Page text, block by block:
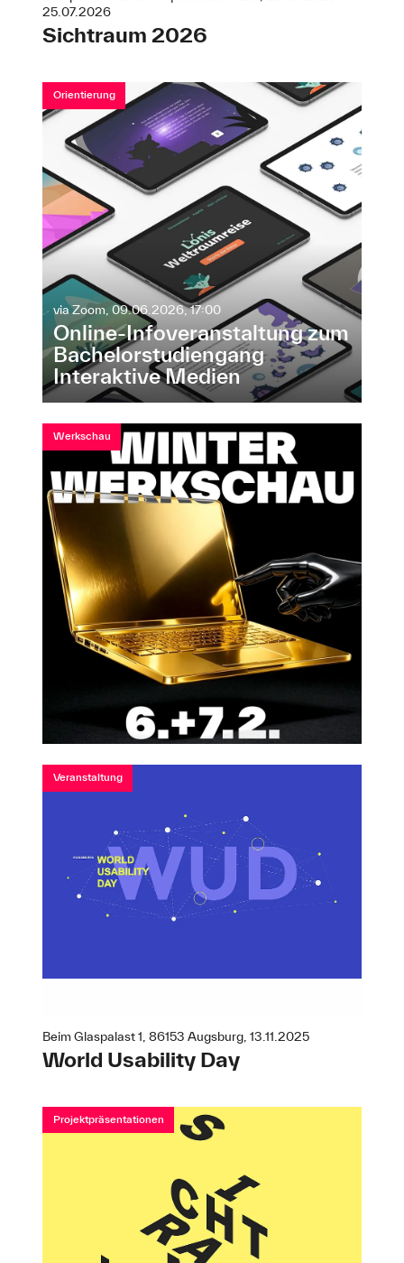
25.07.2026
Sichtraum 2026
Orientierung
via Zoom, 09.06.2026, 17:00
Online-Infoveranstaltung zum
Bachelorstudiengang
Interaktive Medien
Werkschau
Veranstaltung
Beim Glaspalast 1, 86153 Augsburg, 13.11.2025
World Usability Day
Projektpräsentationen